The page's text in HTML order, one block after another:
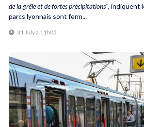
de la grêle et de fortes précipitations", indiquent
parcs lyonnais sont ferm...
31 July à 11h05